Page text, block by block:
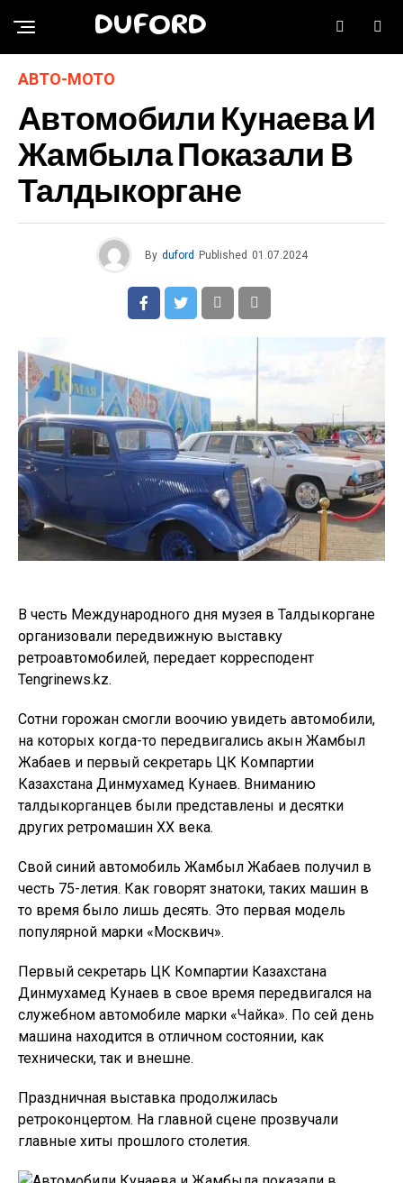
DUFORD
АВТО-МОТО
Автомобили Кунаева И
Жамбыла Показали В
Талдыкоргане
By duford Published 01.07.2024
В честь Международного дня музея в Талдыкоргане
организовали передвижную выставку
ретроавтомобилей, передает корресподент
Tengrinews.kz.
Сотни горожан смогли воочию увидеть автомобили,
на которых когда-то передвигались акын Жамбыл
Жабаев и первый секретарь ЦК Компартии
Казахстана Динмухамед Кунаев. Вниманию
талдыкорганцев были представлены и десятки
других ретромашин XX века.
Свой синий автомобиль Жамбыл Жабаев получил в
честь 75-летия. Как говорят знатоки, таких машин в
то время было лишь десять. Это первая модель
популярной марки «Москвич».
Первый секретарь ЦК Компартии Казахстана
Динмухамед Кунаев в свое время передвигался на
служебном автомобиле марки «Чайка». По сей день
машина находится в отличном состоянии, как
технически, так и внешне.
Праздничная выставка продолжилась
ретроконцертом. На главной сцене прозвучали
главные хиты прошлого столетия.